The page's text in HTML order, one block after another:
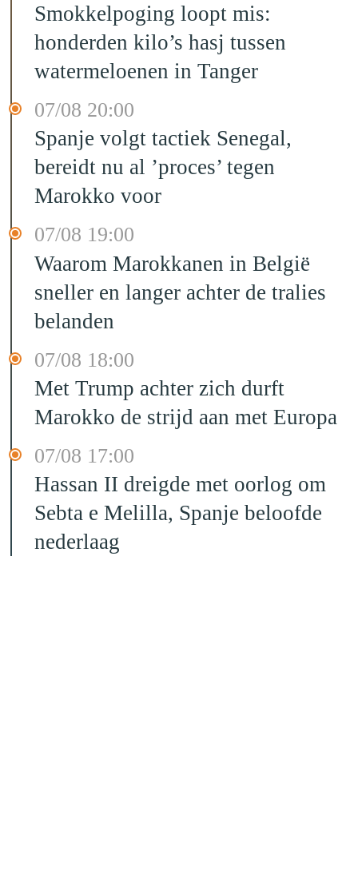
Smokkelpoging loopt mis:
honderden kilo’s hasj tussen
watermeloenen in Tanger
07/08 20:00
Spanje volgt tactiek Senegal,
bereidt nu al ’proces’ tegen
Marokko voor
07/08 19:00
Waarom Marokkanen in België
sneller en langer achter de tralies
belanden
07/08 18:00
Met Trump achter zich durft
Marokko de strijd aan met Europa
07/08 17:00
Hassan II dreigde met oorlog om
Sebta e Melilla, Spanje beloofde
nederlaag